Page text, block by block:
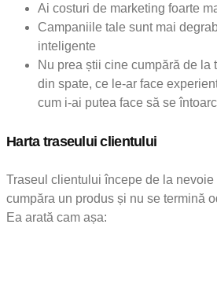
Ai costuri de marketing foarte
Campaniile tale sunt mai
inteligente
Nu prea știi cine cumpără de la
din spate, ce le-ar face
cum i-ai putea face să se
Harta traseului clientului
Traseul clientului începe de la
cumpăra un produs și nu se termină
Ea arată cam așa: